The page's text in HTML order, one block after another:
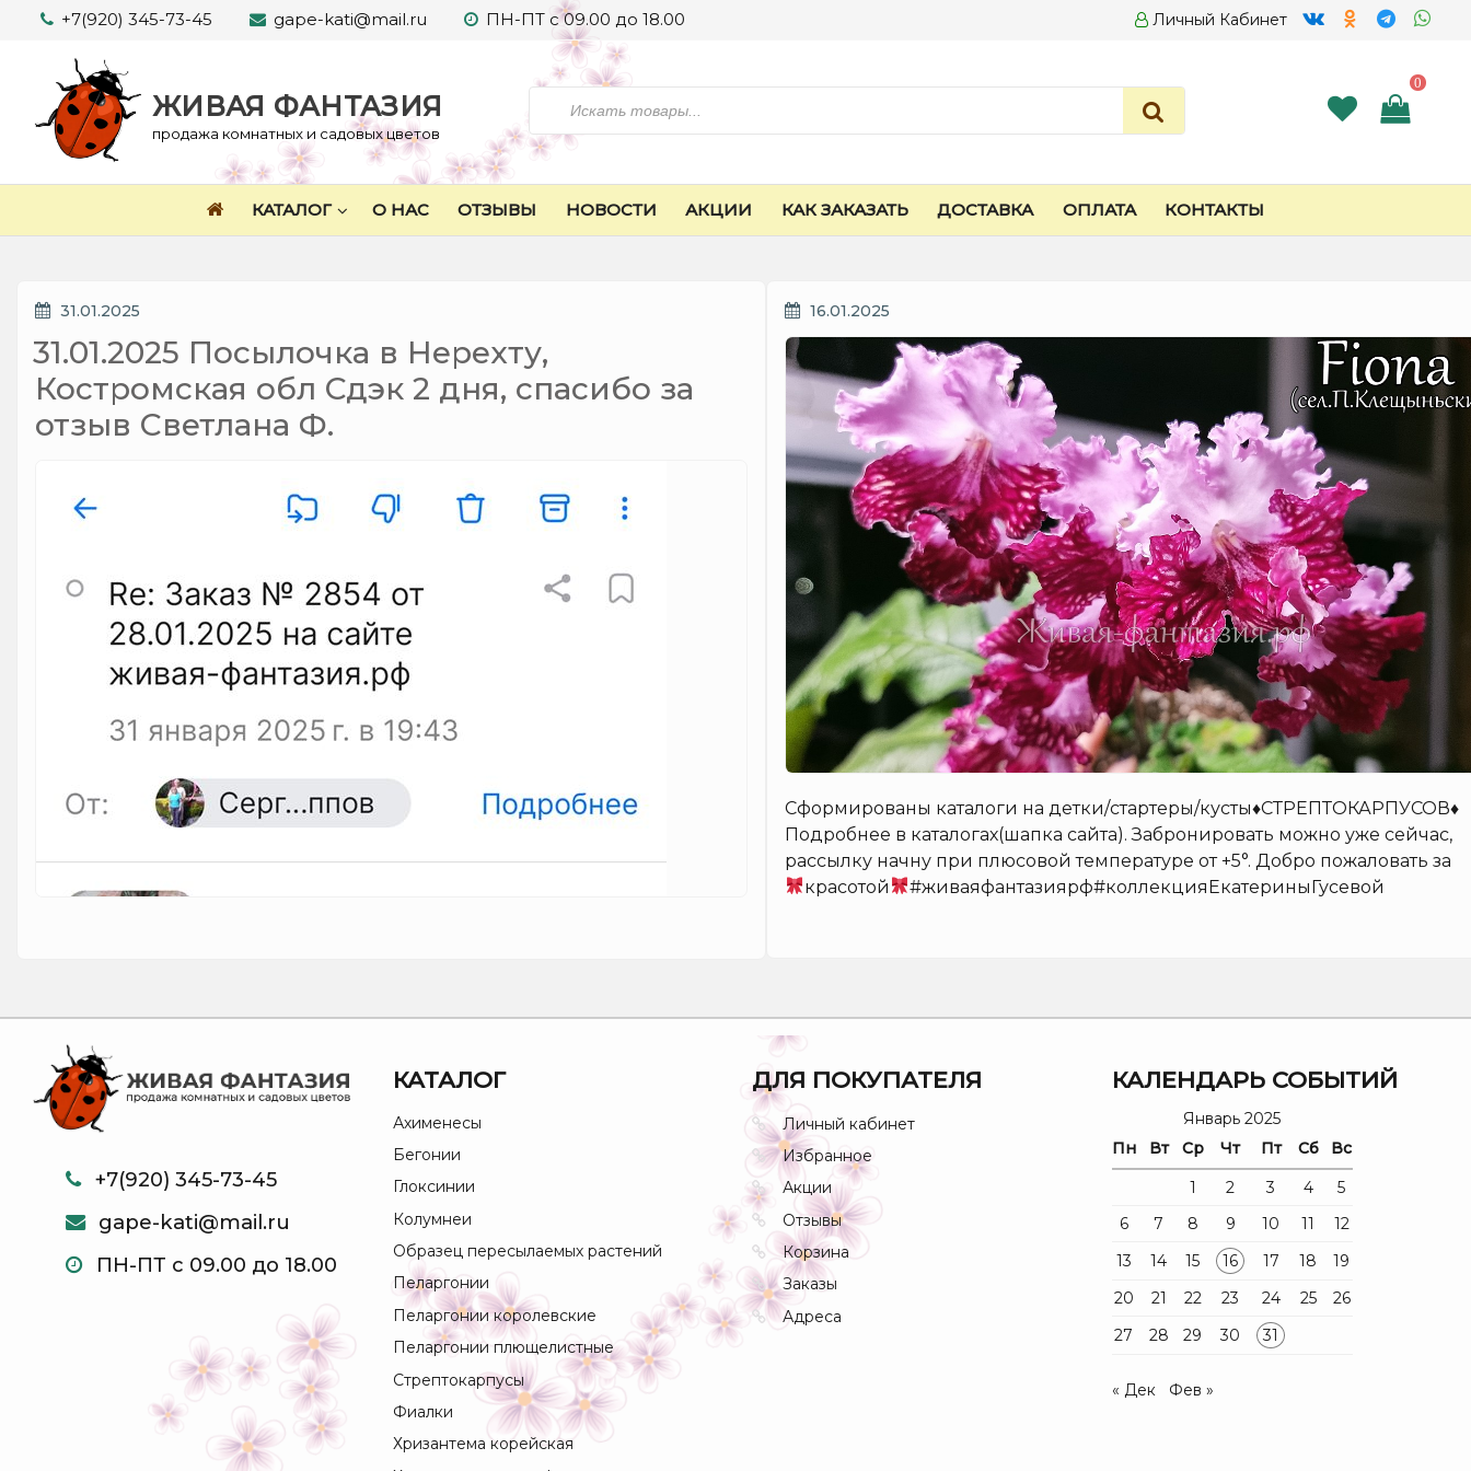
Перейти
содержимому
+7(920) 345-73-45 gape-kati@mail.ru ПН-ПТ с 09.00 до 18.00 Личный Кабинет
ЖИВАЯ ФАНТАЗИЯ
продажа комнатных и садовых цветов
0
КАТАЛОГ О НАС ОТЗЫВЫ НОВОСТИ АКЦИИ КАК ЗАКАЗАТЬ ДОСТАВКА ОПЛАТА КОНТАКТЫ
ОПУБЛИКОВАНО
31.01.2025
31.01.2025 Посылочка в Нерехту,
Костромская обл Сдэк 2 дня, спасибо за
отзыв Светлана Ф.
ОПУБЛИКОВАНО
16.01.2025
Сформированы каталоги на детки/стартеры/кусты♦️СТРЕПТОКАРПУСОВ♦️
Подробнее в каталогах(шапка сайта). Забронировать можно уже сейчас,
рассылку начну при плюсовой температуре от +5°. Добро пожаловать за
красотой
#живаяфантазиярф#коллекцияЕкатериныГусевой
+7(920) 345-73-45
gape-kati@mail.ru
ПН-ПТ с 09.00 до 18.00
КАТАЛОГ
Ахименесы
Бегонии
Глоксинии
Колумнеи
Образец пересылаемых растений
Пеларгонии
Пеларгонии королевские
Пеларгонии плющелистные
Стрептокарпусы
Фиалки
Хризантема корейская
ДЛЯ ПОКУПАТЕЛЯ
Личный кабинет
Избранное
Акции
Отзывы
Корзина
Заказы
Адреса
КАЛЕНДАРЬ СОБЫТИЙ
Январь 2025
Пн
Вт Ср Чт Пт Сб
Вс
1
2 3 4
5
6
7 8 9 10 11
12
13
14 15 16 17 18
19
20
21 22 23 24 25
26
27
28 29 30 31
« Дек Фев »